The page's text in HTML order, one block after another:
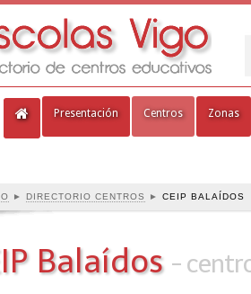
Presentación Centros Zonas
► DIRECTORIO CENTROS ► CEIP BALAÍDOS
Balaídos -